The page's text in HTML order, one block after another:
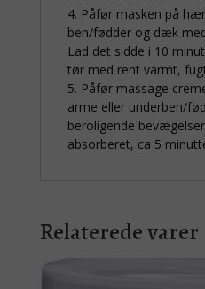
4. Påfør masken på
ben/fødder og dæk
Lad det sidde i 10
tør med rent varmt,
5. Påfør massage
arme eller underben/
beroligende
absorberet, ca 5
Relaterede varer